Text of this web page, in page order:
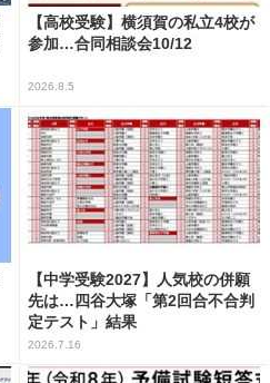
【高校受験】横須賀の私立4校が
参加…合同相談会10/12
2026.8.5
【中学受験2027】人気校の併願
先は…四谷大塚「第2回合不合判
定テスト」結果
2026.7.16